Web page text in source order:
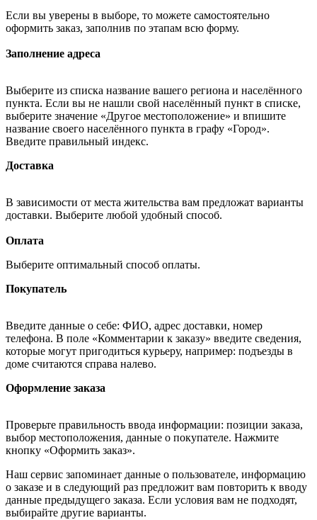
Если вы уверены в выборе, то можете самостоятельно
оформить заказ, заполнив по этапам всю форму.
Заполнение адреса
Выберите из списка название вашего региона и населённого
пункта. Если вы не нашли свой населённый пункт в списке,
выберите значение «Другое местоположение» и впишите
название своего населённого пункта в графу «Город».
Введите правильный индекс.
Доставка
В зависимости от места жительства вам предложат варианты
доставки. Выберите любой удобный способ.
Оплата
Выберите оптимальный способ оплаты.
Покупатель
Введите данные о себе: ФИО, адрес доставки, номер
телефона. В поле «Комментарии к заказу» введите сведения,
которые могут пригодиться курьеру, например: подъезды в
доме считаются справа налево.
Оформление заказа
Проверьте правильность ввода информации: позиции заказа,
выбор местоположения, данные о покупателе. Нажмите
кнопку «Оформить заказ».
Наш сервис запоминает данные о пользователе, информацию
о заказе и в следующий раз предложит вам повторить к вводу
данные предыдущего заказа. Если условия вам не подходят,
выбирайте другие варианты.